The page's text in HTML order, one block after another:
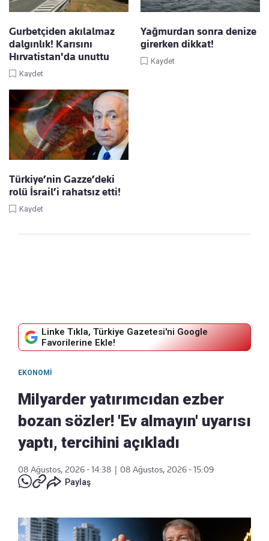
Gurbetçiden akılalmaz
dalgınlık! Karısını
Hırvatistan'da unuttu
Kaydet
Yağmurdan sonra denize
girerken dikkat!
Kaydet
Türkiye’nin Gazze’deki
rolü İsrail’i rahatsız etti!
Kaydet
Linke Tıkla, Türkiye Gazetesi'ni Google
Favorilerine Ekle!
EKONOMI
Milyarder yatırımcıdan ezber
bozan sözler! 'Ev almayın' uyarısı
yaptı, tercihini açıkladı
08 Ağustos, 2026 - 14:38
08 Ağustos, 2026 - 15:09
Paylaş